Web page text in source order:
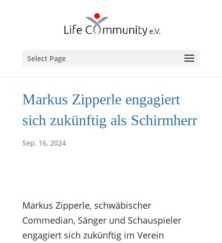
Select Page
Markus Zipperle engagiert
sich zukünftig als Schirmherr
Sep. 16, 2024
Markus Zipperle, schwäbischer
Commedian, Sänger und Schauspieler
engagiert sich zukünftig im Verein